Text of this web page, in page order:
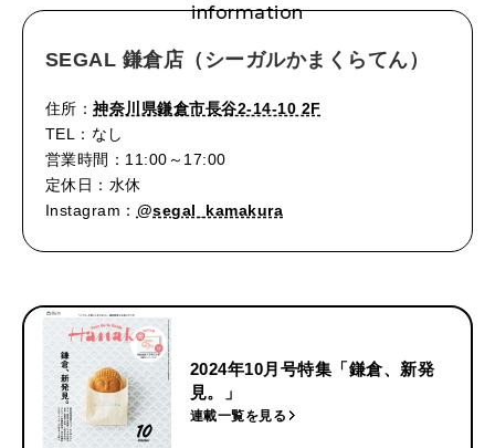
information
SEGAL 鎌倉店（シーガルかまくらてん）
住所：神奈川県鎌倉市長谷2-14-10 2F
TEL：なし
営業時間：11:00～17:00
定休日：水休
Instagram： @segal_kamakura
2024年10月号特集「鎌倉、新発
見。」
連載一覧を見る